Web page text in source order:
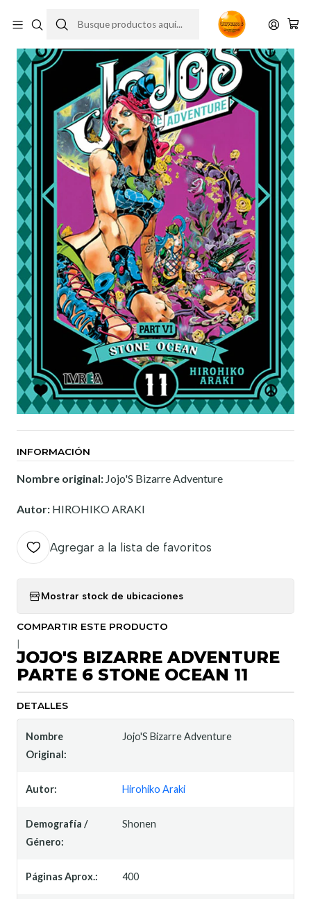
INFORMACIÓN
Nombre original: Jojo'S Bizarre Adventure
Autor: HIROHIKO ARAKI
Agregar a la lista de favoritos
Mostrar stock de ubicaciones
COMPARTIR ESTE PRODUCTO
JOJO'S BIZARRE ADVENTURE
PARTE 6 STONE OCEAN 11
DETALLES
Nombre
Original:
Jojo'S Bizarre Adventure
Autor: Hirohiko Araki
Demografía /
Género:
Shonen
Páginas Aprox.: 400